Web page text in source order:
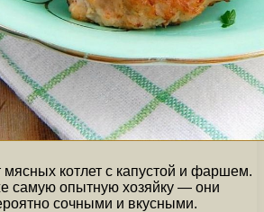
мясных котлет с капустой и фаршем.
самую опытную хозяйку — они
сочными и вкусными.